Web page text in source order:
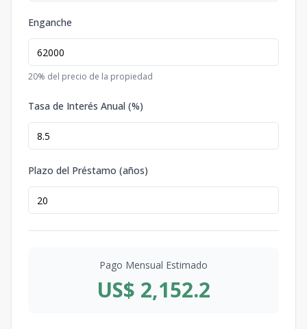
Enganche
20% del precio de la propiedad
Tasa de Interés Anual (%)
Plazo del Préstamo (años)
Pago Mensual Estimado
US$ 2,152.2